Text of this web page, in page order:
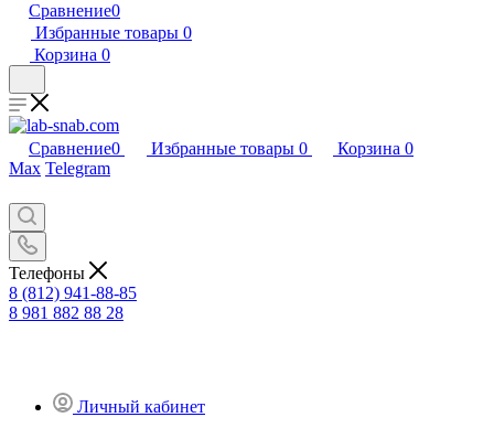
Сравнение0
Избранные товары 0
Корзина 0
Сравнение0 Избранные товары 0 Корзина 0
Max Telegram
Телефоны
8 (812) 941-88-85
8 981 882 88 28
Личный кабинет